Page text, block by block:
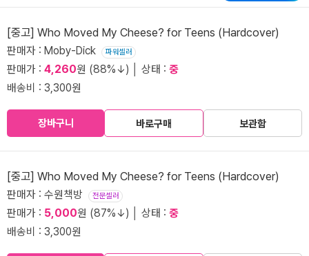
[중고] Who Moved My Cheese? for Teens (Hardcover)
판매자 : Moby-Dick 파워셀러
판매가 : 4,260원 (88%↓) │ 상태 : 중
배송비 : 3,300원
장바구니 바로구매 보관함
[중고] Who Moved My Cheese? for Teens (Hardcover)
판매자 : 수원책방 전문셀러
판매가 : 5,000원 (87%↓) │ 상태 : 중
배송비 : 3,300원